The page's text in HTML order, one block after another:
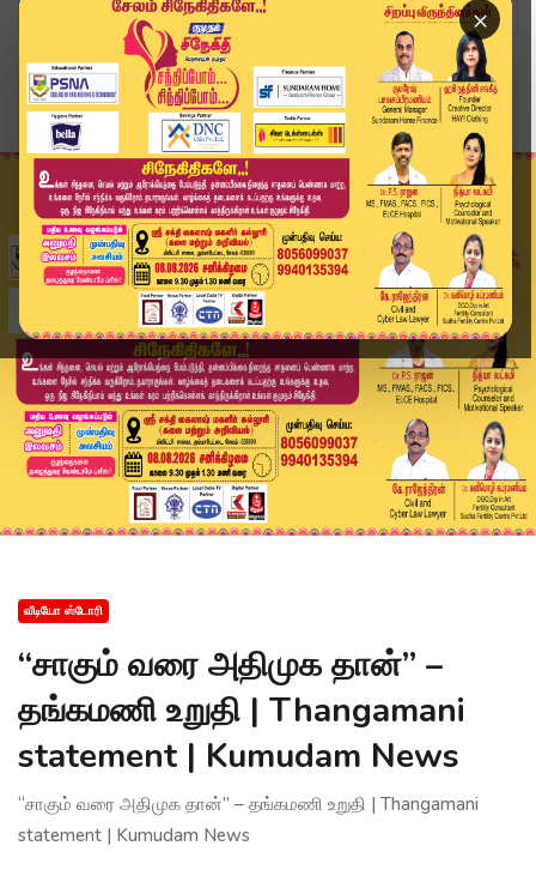
×
Home
வீடியோ ஸ்டோரி
“சாகும் வரை அதிமுக தான்” – தங்கமணி உறுதி | Than...
வீடியோ ஸ்டோரி
“சாகும் வரை அதிமுக தான்” –
தங்கமணி உறுதி | Thangamani
statement | Kumudam News
“சாகும் வரை அதிமுக தான்” – தங்கமணி உறுதி | Thangamani
statement | Kumudam News